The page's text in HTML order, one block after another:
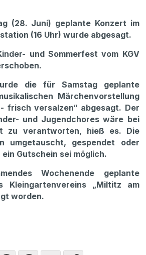
(28. Juni) geplante Konzert im
(16 Uhr) wurde abgesagt.
und Sommerfest vom KGV
die für Samstag geplante
Märchenvorstellung
frisch versalzen“ abgesagt. Der
und Jugendchores wäre bei
zu verantworten, hieß es. Die
umgetauscht, gespendet oder
Gutschein sei möglich.
Wochenende geplante
Kleingartenvereins „Miltitz am
worden.